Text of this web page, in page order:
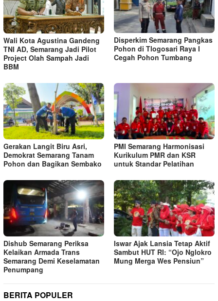
Wali Kota Agustina Gandeng
TNI AD, Semarang Jadi Pilot
Project Olah Sampah Jadi
BBM
Disperkim Semarang Pangkas
Pohon di Tlogosari Raya I
Cegah Pohon Tumbang
Gerakan Langit Biru Asri,
Demokrat Semarang Tanam
Pohon dan Bagikan Sembako
PMI Semarang Harmonisasi
Kurikulum PMR dan KSR
untuk Standar Pelatihan
Dishub Semarang Periksa
Kelaikan Armada Trans
Semarang Demi Keselamatan
Penumpang
Iswar Ajak Lansia Tetap Aktif
Sambut HUT RI: “Ojo Nglokro
Mung Merga Wes Pensiun”
BERITA POPULER